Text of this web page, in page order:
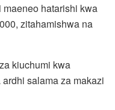
hatarishi kwa
zitahamishwa na
kiuchumi kwa
salama za makazi